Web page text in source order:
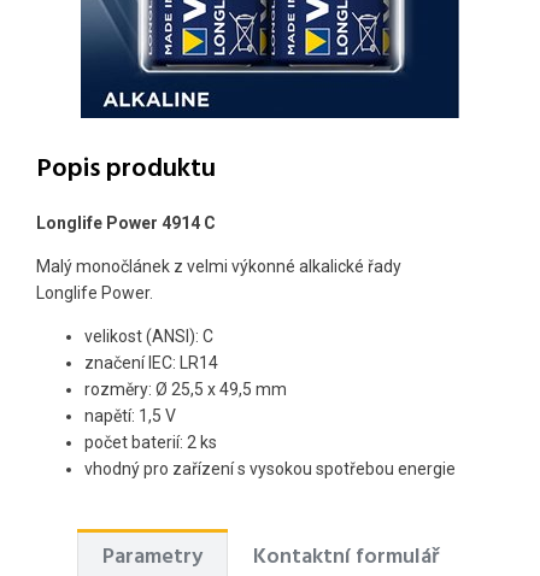
Popis produktu
Longlife Power 4914 C
Malý monočlánek z velmi výkonné alkalické řady
Longlife Power.
velikost (ANSI): C
značení IEC: LR14
rozměry: Ø 25,5 x 49,5 mm
napětí: 1,5 V
počet baterií: 2 ks
vhodný pro zařízení s vysokou spotřebou energie
Parametry
Kontaktní formulář